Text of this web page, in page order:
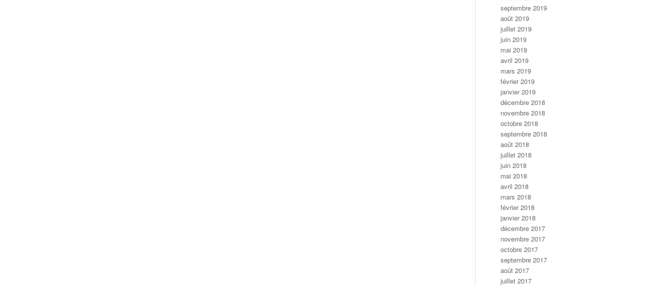
septembre 2019
août 2019
juillet 2019
juin 2019
mai 2019
avril 2019
mars 2019
février 2019
janvier 2019
décembre 2018
novembre 2018
octobre 2018
septembre 2018
août 2018
juillet 2018
juin 2018
mai 2018
avril 2018
mars 2018
février 2018
janvier 2018
décembre 2017
novembre 2017
octobre 2017
septembre 2017
août 2017
juillet 2017